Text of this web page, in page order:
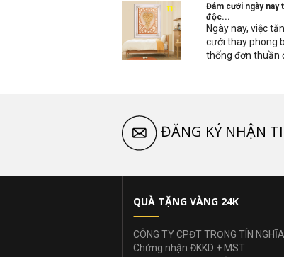
Đám cưới ngày nay
độc...
Ngày nay, việc
cưới thay phong
thống đơn thuần
ĐĂNG KÝ NHẬN
QUÀ TẶNG VÀNG 24K
CÔNG TY CPĐT TRỌNG TÍN
Chứng nhận ĐKKD + MST: